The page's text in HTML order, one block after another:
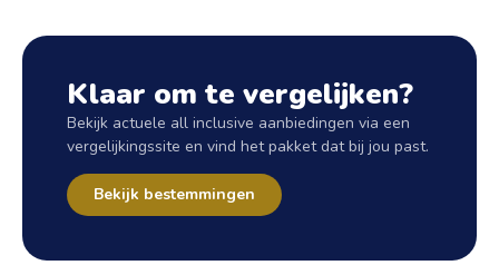
Klaar om te vergelijken?
Bekijk actuele all inclusive aanbiedingen via een
vergelijkingssite en vind het pakket dat bij jou past.
Bekijk bestemmingen